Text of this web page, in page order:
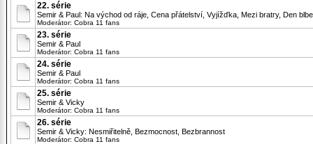
22. série
Semir & Paul: Na východ od ráje, Cena přátelství, Vyjížďka, Mezi bratry, Den
Moderátor: Cobra 11 fans
23. série
Semir & Paul
Moderátor: Cobra 11 fans
24. série
Semir & Paul
Moderátor: Cobra 11 fans
25. série
Semir & Vicky
Moderátor: Cobra 11 fans
26. série
Semir & Vicky: Nesmiřitelně, Bezmocnost, Bezbrannost
Moderátor: Cobra 11 fans